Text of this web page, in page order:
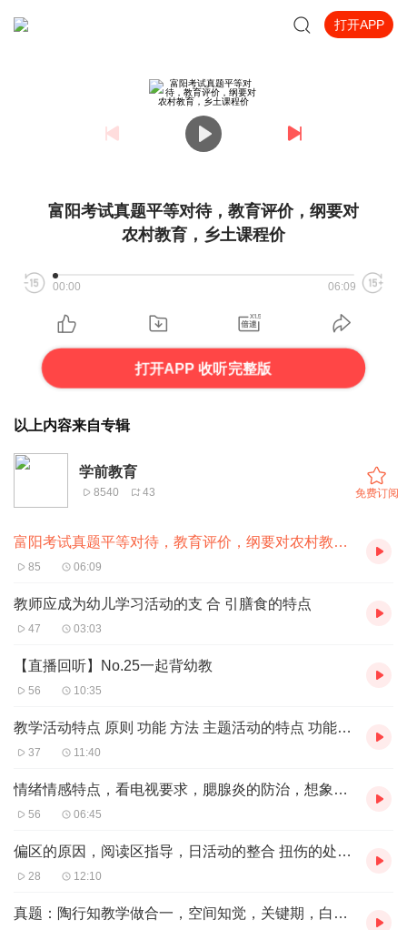
打开APP
富阳考试真题平等对待，教育评价，纲要对
农村教育，乡土课程价
00:00 06:09
打开APP 收听完整版
以上内容来自专辑
学前教育
8540 43 免费订阅
富阳考试真题平等对待，教育评价，纲要对农村教育，乡土课程价
85 06:09
教师应成为幼儿学习活动的支 合 引膳食的特点
47 03:03
【直播回听】No.25一起背幼教
56 10:35
教学活动特点 原则 功能 方法 主题活动的特点 功能 区域
37 11:40
情绪情感特点，看电视要求，腮腺炎的防治，想象夸张特点
56 06:45
偏区的原因，阅读区指导，日活动的整合 扭伤的处理 观察 纲环
28 12:10
真题：陶行知教学做合一，空间知觉，关键期，白板说